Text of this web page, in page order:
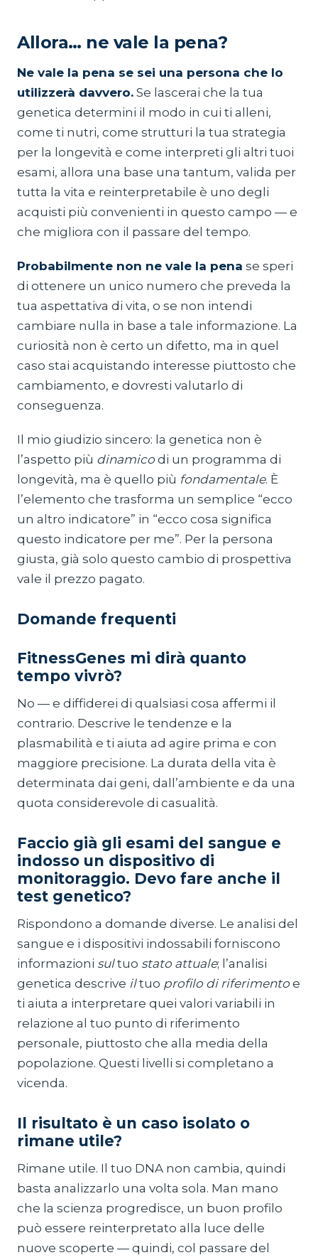
Allora… ne vale la pena?
Ne vale la pena se sei una persona che lo
utilizzerà davvero. Se lascerai che la tua
genetica determini il modo in cui ti alleni,
come ti nutri, come strutturi la tua strategia
per la longevità e come interpreti gli altri tuoi
esami, allora una base una tantum, valida per
tutta la vita e reinterpretabile è uno degli
acquisti più convenienti in questo campo — e
che migliora con il passare del tempo.
Probabilmente non ne vale la pena se speri
di ottenere un unico numero che preveda la
tua aspettativa di vita, o se non intendi
cambiare nulla in base a tale informazione. La
curiosità non è certo un difetto, ma in quel
caso stai acquistando interesse piuttosto che
cambiamento, e dovresti valutarlo di
conseguenza.
Il mio giudizio sincero: la genetica non è
l’aspetto più dinamicodi un programma di
longevità, ma è quello più fondamentale. È
l’elemento che trasforma un semplice “ecco
un altro indicatore” in “ecco cosa significa
questo indicatore per me”. Per la persona
giusta, già solo questo cambio di prospettiva
vale il prezzo pagato.
Domande frequenti
FitnessGenes mi dirà quanto
tempo vivrò?
No — e diffiderei di qualsiasi cosa affermi il
contrario. Descrive le tendenze e la
plasmabilità e ti aiuta ad agire prima e con
maggiore precisione. La durata della vita è
determinata dai geni, dall’ambiente e da una
quota considerevole di casualità.
Faccio già gli esami del sangue e
indosso un dispositivo di
monitoraggio. Devo fare anche il
test genetico?
Rispondono a domande diverse. Le analisi del
sangue e i dispositivi indossabili forniscono
informazioni sultuo stato attuale; l’analisi
genetica descrive iltuo profilo di riferimentoe
ti aiuta a interpretare quei valori variabili in
relazione al tuo punto di riferimento
personale, piuttosto che alla media della
popolazione. Questi livelli si completano a
vicenda.
Il risultato è un caso isolato o
rimane utile?
Rimane utile. Il tuo DNA non cambia, quindi
basta analizzarlo una volta sola. Man mano
che la scienza progredisce, un buon profilo
può essere reinterpretato alla luce delle
nuove scoperte — quindi, col passare del